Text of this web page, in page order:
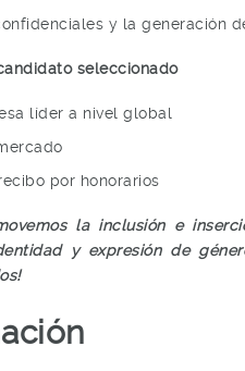
y la generación
seleccionado
líder a nivel global
por honorarios
la inclusión e
y expresión de